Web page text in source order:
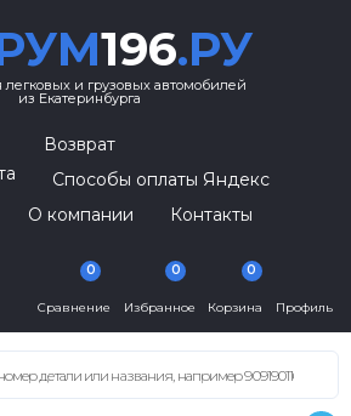
196.РУ
легковых и грузовых автомобилей
из Екатеринбурга
Возврат
Способы оплаты Яндекс
О компании Контакты
Сравнение
0
Избранное
0
Корзина
0
Профиль